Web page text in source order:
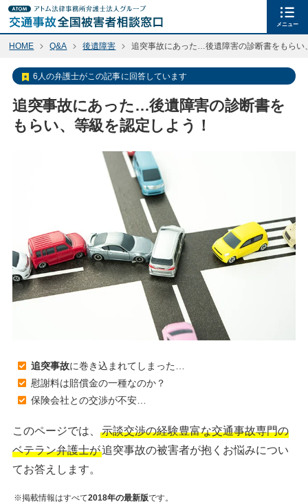
メニュー
HOME Q&A 後遺障害 追突事故にあった…後遺障害の診断書をもらい
6人の弁護士がこの記事に回答しています
追突事故にあった…後遺障害の診断書を
もらい、等級を認定しよう！
追突事故に巻き込まれてしまった…
慰謝料は賠償金の一種なのか？
保険会社との交渉が不安…
このページでは、
示談交渉の経験豊富な交通事故専門の
ベテラン弁護士が追突事故の被害者が抱くお悩みについ
てお答えします。
※掲載情報はすべて2018年の最新版です。